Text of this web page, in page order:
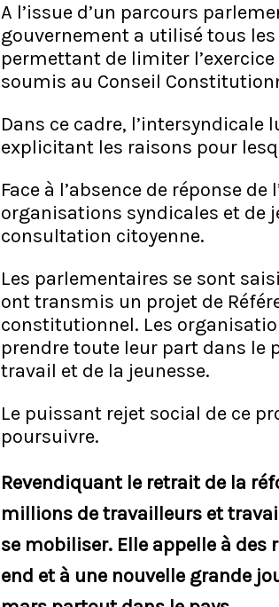
A l’issue d’un parcours
gouvernement a utilisé tous
permettant de limiter
soumis au Conseil
Dans ce cadre,
explicitant les raisons pour
Face à l’absence de réponse
organisations syndicales et de
consultation citoyenne.
Les parlementaires se sont
ont transmis un projet de
constitutionnel. Les
prendre toute leur part dans le
travail et de la jeunesse.
Le puissant rejet social de ce
poursuivre.
Revendiquant le retrait de la
millions de travailleurs et
se mobiliser. Elle appelle à
end et à une nouvelle grande